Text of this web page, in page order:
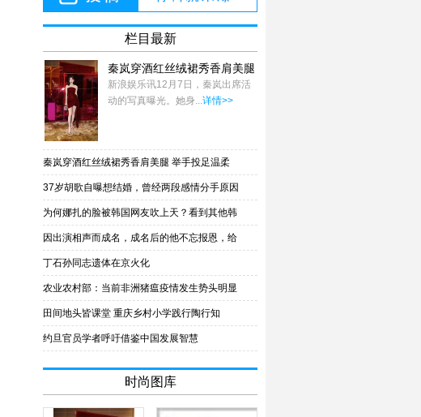
栏目最新
秦岚穿酒红丝绒裙秀香肩美腿
举手投足温柔
新浪娱乐讯12月7日，秦岚出席活
动的写真曝光。她身...详情>>
秦岚穿酒红丝绒裙秀香肩美腿 举手投足温柔
37岁胡歌自曝想结婚，曾经两段感情分手原因
为何娜扎的脸被韩国网友吹上天？看到其他韩
因出演相声而成名，成名后的他不忘报恩，给
丁石孙同志遗体在京火化
农业农村部：当前非洲猪瘟疫情发生势头明显
田间地头皆课堂 重庆乡村小学践行陶行知
约旦官员学者呼吁借鉴中国发展智慧
时尚图库